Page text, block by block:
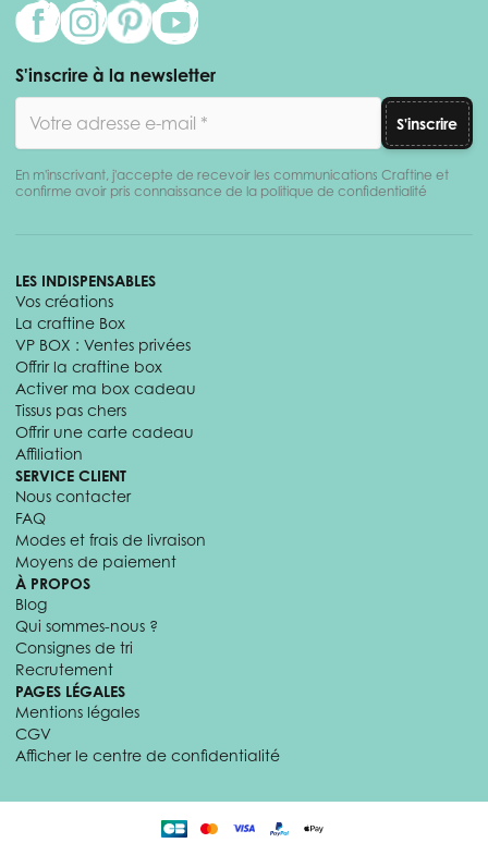
S'inscrire à la newsletter
S'inscrire
En m'inscrivant, j'accepte de recevoir les communications Craftine et
confirme avoir pris connaissance de la politique de confidentialité
LES INDISPENSABLES
Vos créations
La craftine Box
VP BOX : Ventes privées
Offrir la craftine box
Activer ma box cadeau
Tissus pas chers
Offrir une carte cadeau
Affiliation
SERVICE CLIENT
Nous contacter
FAQ
Modes et frais de livraison
Moyens de paiement
À PROPOS
Blog
Qui sommes-nous ?
Consignes de tri
Recrutement
PAGES LÉGALES
Mentions légales
CGV
Afficher le centre de confidentialité